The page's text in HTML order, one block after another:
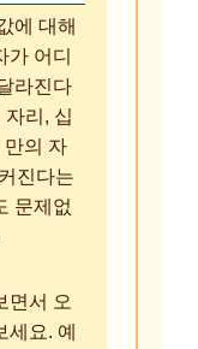
에 대해
가 어디
라진다
리, 십
만의 자
진다는
문제없
면서 오
세요. 예